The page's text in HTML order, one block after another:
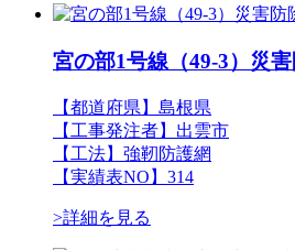
宮の部1号線（49-3）災
【都道府県】島根県
【工事発注者】出雲市
【工法】強靭防護網
【実績表NO】314
>詳細を見る